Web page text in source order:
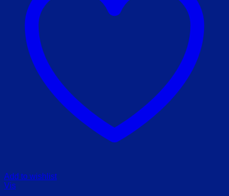
Add to wishlist
Vis